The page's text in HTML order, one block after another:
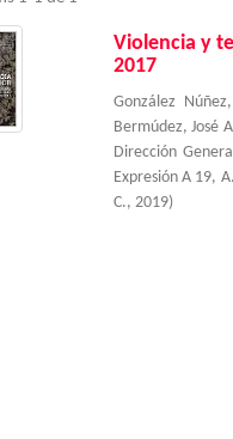
Violencia y
2017
González
Bermúdez, José
Dirección
Expresión A 19,
C., 2019)